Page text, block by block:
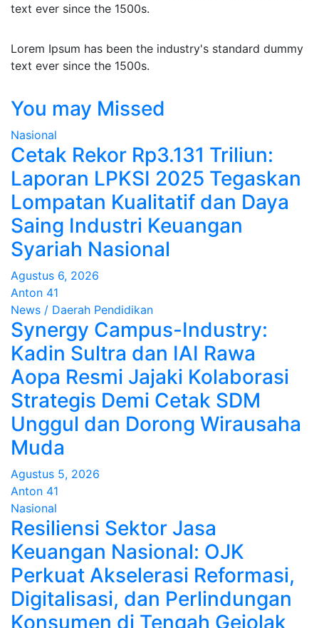
text ever since the 1500s.
Lorem Ipsum has been the industry's standard dummy
text ever since the 1500s.
You may Missed
Nasional
Cetak Rekor Rp3.131 Triliun:
Laporan LPKSI 2025 Tegaskan
Lompatan Kualitatif dan Daya
Saing Industri Keuangan
Syariah Nasional
Agustus 6, 2026
Anton 41
News / Daerah Pendidikan
Synergy Campus-Industry:
Kadin Sultra dan IAI Rawa
Aopa Resmi Jajaki Kolaborasi
Strategis Demi Cetak SDM
Unggul dan Dorong Wirausaha
Muda
Agustus 5, 2026
Anton 41
Nasional
Resiliensi Sektor Jasa
Keuangan Nasional: OJK
Perkuat Akselerasi Reformasi,
Digitalisasi, dan Perlindungan
Konsumen di Tengah Gejolak